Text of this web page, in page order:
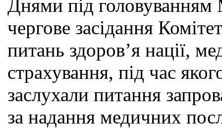
Днями під головуванням
чергове засідання
питань здоров’я нації,
страхування, під час
заслухали питання
за надання медичних